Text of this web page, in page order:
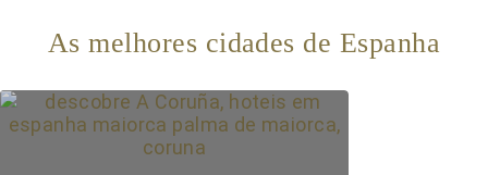
As melhores cidades de Espanha